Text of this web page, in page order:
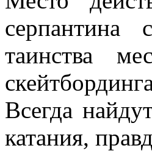
серпантина
таинства
Всегда
катания,